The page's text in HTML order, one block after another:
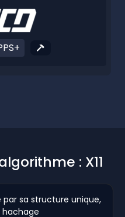
: X11
par sa structure unique,
hachage